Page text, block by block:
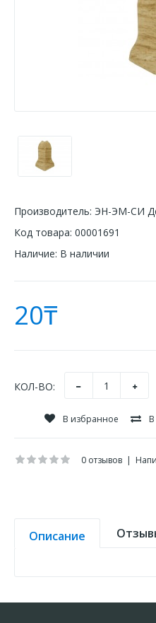
Производитель: ЭН-ЭМ-СИ
Код товара: 00001691
Наличие: В наличии
20₸
КОЛ-ВО:
В избранное
0 отзывов |
Описание